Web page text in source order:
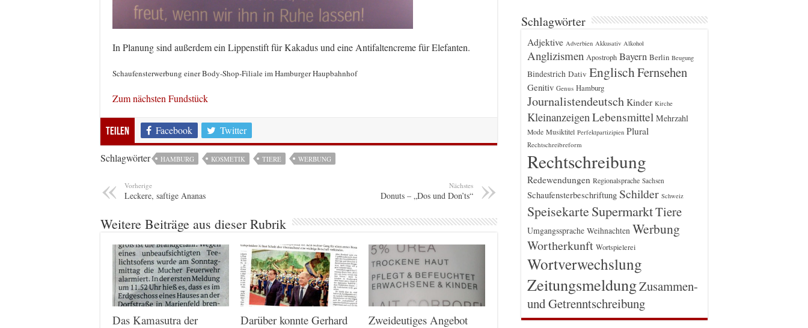
In Planung sind außerdem ein Lippenstift für Kakadus und eine Antifaltencreme für Elefanten.
Schaufensterwerbung einer Body-Shop-Filiale im Hamburger Haupbahnhof
Zum nächsten Fundstück
Teilen Facebook Twitter
Schlagwörter HAMBURG KOSMETIK TIERE WERBUNG
Vorherige
Leckere, saftige Ananas
Nächstes
Donuts – „Dos und Don’ts“
Weitere Beiträge aus dieser Rubrik
Das Kamasutra der
Darüber konnte Gerhard
Zweideutiges Angebot
Schlagwörter
Adjektive Adverbien Akkusativ Alkohol
Anglizismen Apostroph Bayern Berlin Beugung
Bindestrich Dativ EnglischFernsehen
Genitiv Genus Hamburg
Journalistendeutsch Kinder Kirche
Kleinanzeigen Lebensmittel Mehrzahl
Mode Musiktitel Perfektpartizipien Plural
Rechtschreibreform
Rechtschreibung
Redewendungen Regionalsprache Sachsen
Schaufensterbeschriftung Schilder Schweiz
Speisekarte SupermarktTiere
Umgangssprache Weihnachten Werbung
Wortherkunft Wortspielerei
Wortverwechslung
ZeitungsmeldungZusammen-
und Getrenntschreibung